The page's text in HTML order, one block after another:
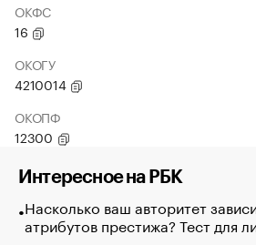
ОКФС
16
ОКОГУ
4210014
ОКОПФ
12300
Интересное на РБК
Насколько ваш авторитет
атрибутов престижа? Тест для